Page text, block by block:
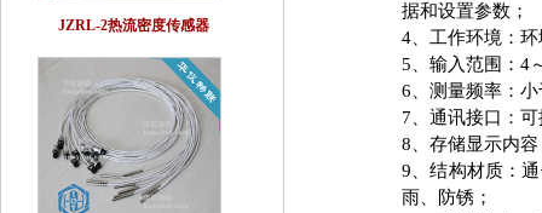
据和设置参数；
4、工作环境：
5、输入范围：4
6、测量频率：小
7、通讯接口：可
8、存储显示内
9、结构材质：
雨、防锈；
JZRL-2热流密度传感器